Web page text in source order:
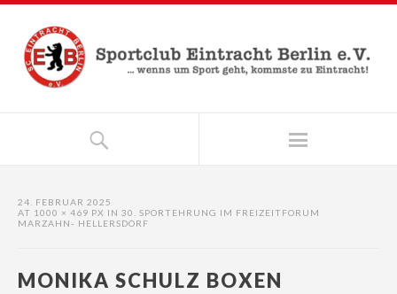
24. FEBRUAR 2025
AT 1000 × 469 PX IN 30. SPORTEHRUNG IM FREIZEITFORUM
MARZAHN- HELLERSDORF
MONIKA SCHULZ BOXEN